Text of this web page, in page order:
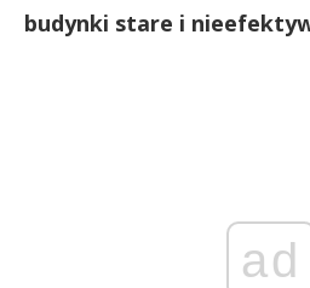
budynki stare i
ad